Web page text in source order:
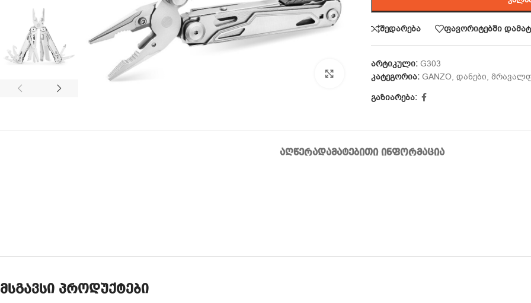
Click to enlarge
შედარება ფავორიტებში
არტიკული: G303
კატეგორია: GANZO, დანები,
გაზიარება:
ᲐᲦᲬᲔᲠᲐᲓᲐᲛᲐᲢᲔᲑᲘᲗᲘ ᲘᲜᲤᲝᲠᲛᲐᲪᲘᲐ
მსგავსი პროდუქტები